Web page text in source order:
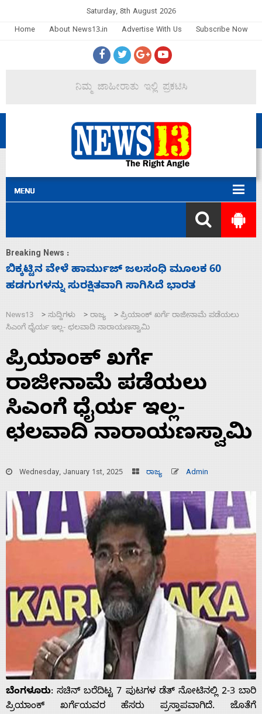
Saturday, 8th August 2026
Home
About News13.in Advertise With Us Subscribe Now
Breaking News :
ನಾಗೇಂದ್ರ ರಾಜೀನಾಮೆ ಕೊಡದಿದ್ದರೆ ಸದನ ನಡೆಸಲು
ಬಿಡೆವು: ಛಲವಾದಿ ನಾರಾಯಣಸ್ವಾಮಿ
News13 > ಸುದ್ದಿಗಳು > ರಾಜ್ಯ > ಪ್ರಿಯಾಂಕ್ ಖರ್ಗೆ ರಾಜೀನಾಮೆ ಪಡೆಯಲು
ಸಿಎಂಗೆ ಧೈರ್ಯ ಇಲ್ಲ- ಛಲವಾದಿ ನಾರಾಯಣಸ್ವಾಮಿ
ಪ್ರಿಯಾಂಕ್ ಖರ್ಗೆ
ರಾಜೀನಾಮೆ ಪಡೆಯಲು
ಸಿಎಂಗೆ ಧೈರ್ಯ ಇಲ್ಲ-
ಛಲವಾದಿ ನಾರಾಯಣಸ್ವಾಮಿ
Wednesday, January 1st, 2025 ರಾಜ್ಯ Admin
ಬೆಂಗಳೂರು: ಸಚಿನ್ ಬರೆದಿಟ್ಟ 7 ಪುಟಗಳ ಡೆತ್ ನೋಟಿನಲ್ಲಿ 2-3 ಬಾರಿ
ಪ್ರಿಯಾಂಕ್ ಖರ್ಗೆಯವರ ಹೆಸರು ಪ್ರಸ್ತಾಪವಾಗಿದೆ. ಜೊತೆಗೆ